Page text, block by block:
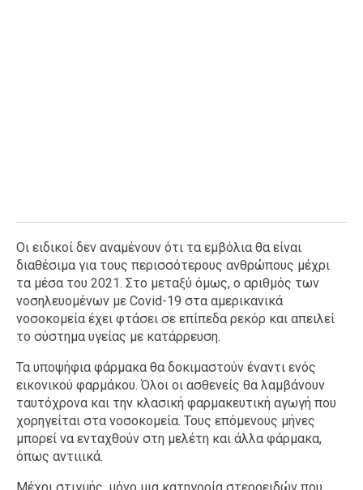
Οι ειδικοί δεν αναμένουν ότι τα εμβόλια θα είναι
διαθέσιμα για τους περισσότερους ανθρώπους μέχρι
τα μέσα του 2021. Στο μεταξύ όμως, ο αριθμός των
νοσηλευομένων με Covid-19 στα αμερικανικά
νοσοκομεία έχει φτάσει σε επίπεδα ρεκόρ και απειλεί
το σύστημα υγείας με κατάρρευση.
Τα υποψήφια φάρμακα θα δοκιμαστούν έναντι ενός
εικονικού φαρμάκου. Όλοι οι ασθενείς θα λαμβάνουν
ταυτόχρονα και την κλασική φαρμακευτική αγωγή που
χορηγείται στα νοσοκομεία. Τους επόμενους μήνες
μπορεί να ενταχθούν στη μελέτη και άλλα φάρμακα,
όπως αντιιικά.